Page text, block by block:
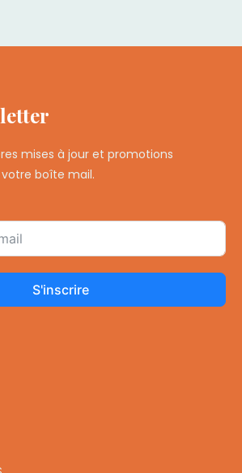
mises à jour et promotions
boîte mail.
S'inscrire